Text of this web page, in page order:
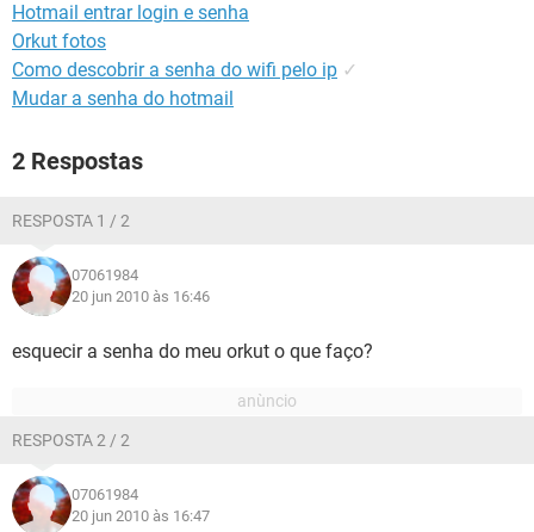
Hotmail entrar login e senha
Orkut fotos
Como descobrir a senha do wifi pelo ip ✓
Mudar a senha do hotmail
2 Respostas
RESPOSTA 1 / 2
07061984
20 jun 2010 às 16:46
esquecir a senha do meu orkut o que faço?
RESPOSTA 2 / 2
07061984
20 jun 2010 às 16:47